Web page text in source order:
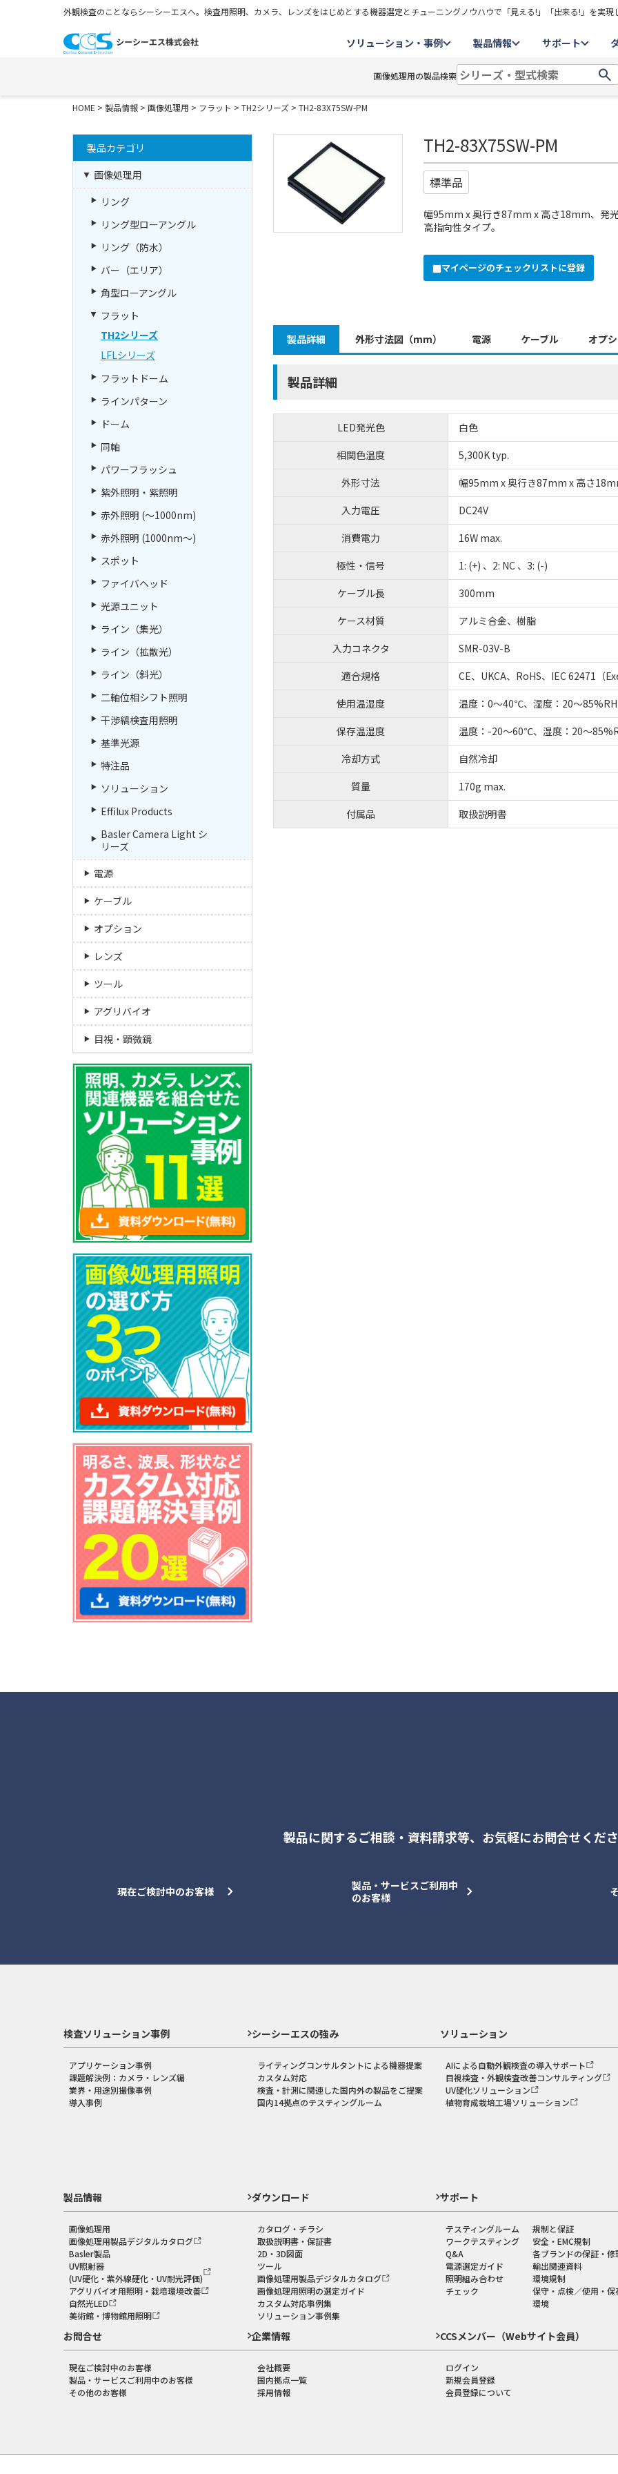
外観検査のことならシーシーエスへ。検査用照明、カメラ、レンズをはじめとする機器選定とチューニングノウハウで「見える!」「出来る!」を実現
ソリューション・事例 製品情報 サポート
画像処理用の製品検索
HOME > 製品情報 > 画像処理用 > フラット > TH2シリーズ > TH2-83X75SW-PM
TH2-83X75SW-PM
標準品
幅95mm x 奥行き87mm x 高さ18mm、発
高指向性タイプ。
マイページのチェックリストに登録
製品詳細 外形寸法図（mm） 電源 ケーブル オプ
製品詳細
LED発光色
白色
相関色温度
5,300K typ.
外形寸法
幅95mm x 奥行き87mm x 高さ
入力電圧
DC24V
消費電力
16W max.
極性・信号
1: (+) 、2: NC 、3: (-)
ケーブル長
300mm
ケース材質
アルミ合金、樹脂
入力コネクタ
SMR-03V-B
適合規格
CE、UKCA、RoHS、IEC 62471（
使用温湿度
温度：0～40℃、湿度：20～
保存温湿度
温度：-20～60℃、湿度：20～
冷却方式
自然冷却
質量
170g max.
付属品
取扱説明書
製品カテゴリ
画像処理用
リング
リング型ローアングル
リング（防水）
バー（エリア）
角型ローアングル
フラット
TH2シリーズ
LFLシリーズ
フラットドーム
ラインパターン
ドーム
同軸
パワーフラッシュ
紫外照明・紫照明
赤外照明 (～1000nm)
赤外照明 (1000nm～)
スポット
ファイバヘッド
光源ユニット
ライン（集光）
ライン（拡散光）
ライン（斜光）
二軸位相シフト照明
干渉縞検査用照明
基準光源
特注品
ソリューション
Effilux Products
Basler Camera Light シ
リーズ
電源
ケーブル
オプション
レンズ
ツール
アグリバイオ
目視・顕微鏡
製品に関するご相談・資料請求等、 お気軽にお問合せくだ
現在ご検討中のお客様
製品・サービスご利用中
のお客様
検査ソリューション事例
アプリケーション事例
課題解決例：カメラ・レンズ編
業界・用途別撮像事例
導入事例
シーシーエスの強み
ライティングコンサルタントによる機器提案
カスタム対応
検査・計測に関連した国内外の製品をご提案
国内14拠点のテスティングルーム
ソリューション
AIによる自動外観検査の導入サポート
目視検査・外観検査改善コンサルティング
UV硬化ソリューション
植物育成栽培工場ソリューション
製品情報
画像処理用
画像処理用製品デジタルカタログ
Basler製品
UV照射器
(UV硬化・紫外線硬化・UV耐光評価)
アグリバイオ用照明・栽培環境改善
自然光LED
美術館・博物館用照明
ダウンロード
カタログ・チラシ
取扱説明書・保証書
2D・3D図面
ツール
画像処理用製品デジタルカタログ
画像処理用照明の選定ガイド
カスタム対応事例集
ソリューション事例集
サポート
テスティングルーム
ワークテスティング
Q&A
電源選定ガイド
照明組み合わせ
チェック
規制と保証
安全・EMC規制
各ブランドの保証・修
輸出関連資料
環境規制
保守・点検／使用・保
環境
お問合せ
現在ご検討中のお客様
製品・サービスご利用中のお客様
その他のお客様
企業情報
会社概要
国内拠点一覧
採用情報
CCSメンバー（Webサイト会員）
ログイン
新規会員登録
会員登録について